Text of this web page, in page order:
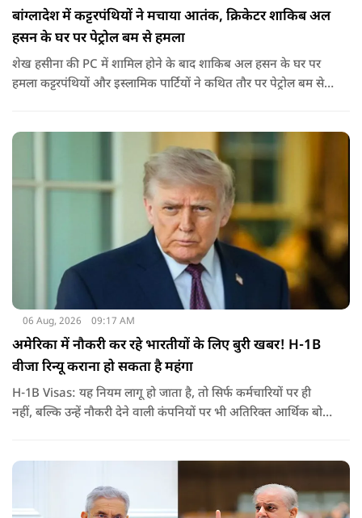
बांग्लादेश में कट्टरपंथियों ने मचाया आतंक, क्रिकेटर शाकिब अल
हसन के घर पर पेट्रोल बम से हमला
शेख हसीना की PC में शामिल होने के बाद शाकिब अल हसन के घर पर
हमला कट्टरपंथियों और इस्लामिक पार्टियों ने कथित तौर पर पेट्रोल बम से
जरिए संबोधन दिया था.
06 Aug, 2026 09:17 AM
अमेरिका में नौकरी कर रहे भारतीयों के लिए बुरी खबर! H-1B
वीजा रिन्यू कराना हो सकता है महंगा
H-1B Visas: यह नियम लागू हो जाता है, तो सिर्फ कर्मचारियों पर ही
नहीं, बल्कि उन्हें नौकरी देने वाली कंपनियों पर भी अतिरिक्त आर्थिक बोझ
वीजा का समय-समय पर नवीनीकरण कराते हैं.